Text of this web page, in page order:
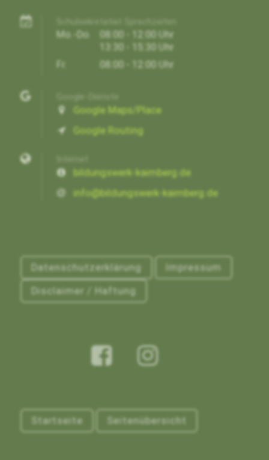
Mo.-Do.
08:00 - 12:00 Uhr
13:30 - 15:30 Uhr
Fr.
08:00 - 12:00 Uhr
Google Maps/Place
Google Routing
bildungswerk-kaimberg.de
info@bildungswerk-kaimberg.de
Datenschutzerklärung Impressum
Disclaimer / Haftung
Startseite Seitenübersicht